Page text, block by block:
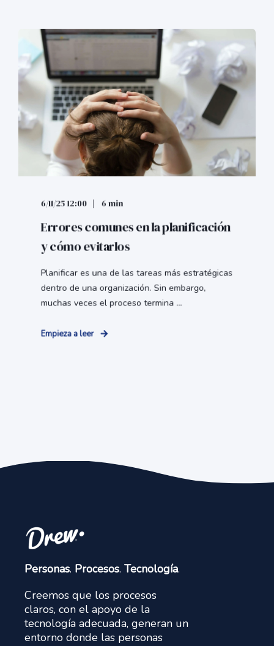
6/11/25 12:00 6 min
Errores comunes en la planificación
y cómo evitarlos
Planificar es una de las tareas más estratégicas
dentro de una organización. Sin embargo,
muchas veces el proceso termina ...
Empieza a leer
Personas. Procesos. Tecnología.
Creemos que los procesos
claros, con el apoyo de la
tecnología adecuada, generan un
entorno donde las personas